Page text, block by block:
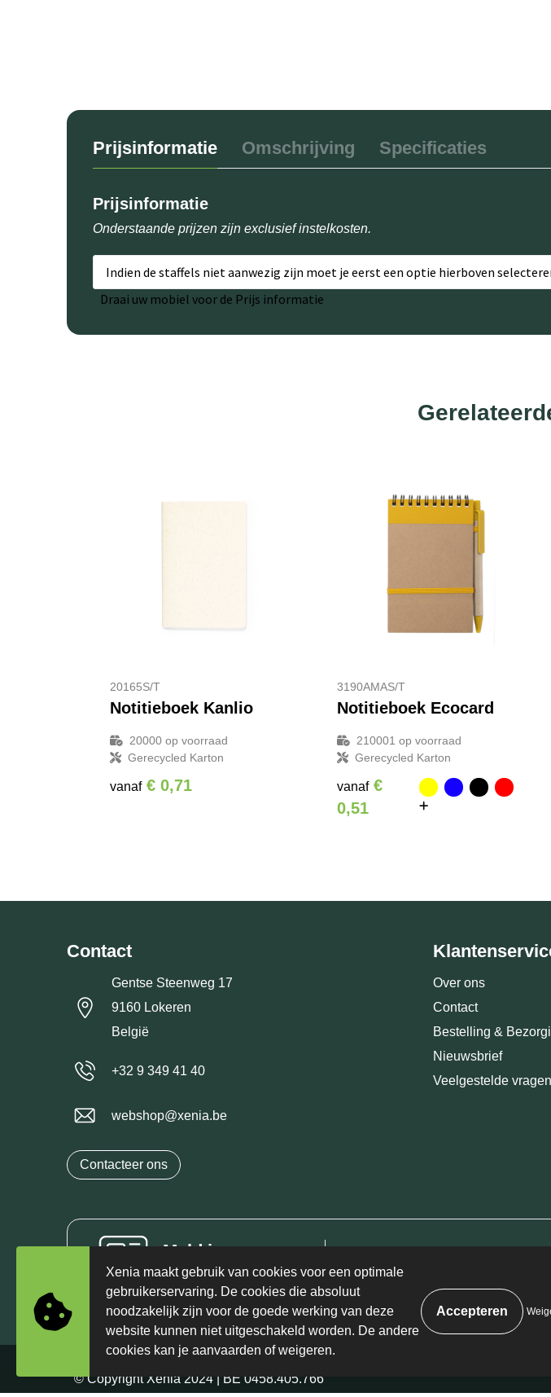
Prijsinformatie Omschrijving Specificaties
Prijsinformatie
Onderstaande prijzen zijn exclusief instelkosten.
Indien de staffels niet aanwezig zijn moet je eerst een optie hierboven
Draai uw mobiel voor de Prijs informatie
20165S/T
Notitieboek Kanlio
20000op voorraad
Gerecycled Karton
vanaf € 0,71
3190AMAS/T
Notitieboek Ecocard
210001 op voorraad
Gerecycled Karton
vanaf €
0,51
Contact
Gentse Steenweg 17
9160 Lokeren
België
+32 9 349 41 40
webshop@xenia.be
Contacteer ons
Over ons
Contact
Bestelling &
Nieuwsbrief
Veelgestelde vragen
Meld je aan voor
onze nieuwsbrief
Schrijf je in voor onze nieuwsbrief
één van onze leuke aanbiedingen
© Copyright Xenia 2024 | BE 0458.405.766
Xenia maakt gebruik van cookies voor een optimale
gebruikerservaring. De cookies die absoluut
noodzakelijk zijn voor de goede werking van deze
website kunnen niet uitgeschakeld worden. De andere
cookies kan je aanvaarden of weigeren.